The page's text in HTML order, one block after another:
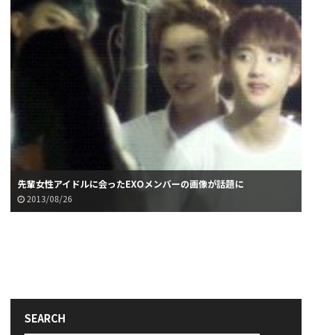
先輩女性アイドルに会ったEXOメンバーの画像が話題に
2013/08/26
SEARCH